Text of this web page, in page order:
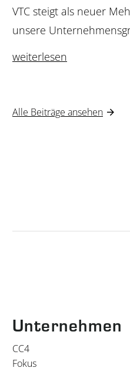
VTC steigt als neuer
unsere
weiterlesen
Alle Beiträge ansehen
Unternehmen
CC4
Fokus